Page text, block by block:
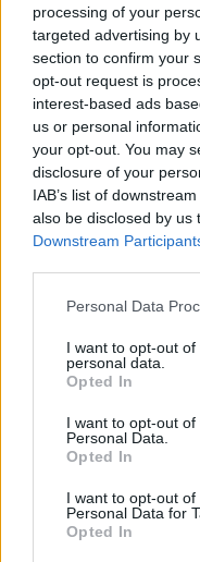
processing of your
targeted advertising by
section to confirm your
opt-out request is
interest-based ads
us or personal
your opt-out. You may
disclosure of your
IAB’s list of
also be disclosed by us
Downstream
Personal Data
I want to opt-out
personal data.
Opted In
I want to opt-out
Personal Data.
Opted In
I want to opt-out
Personal Data for
Opted In
Szaúd-Arábia határon
azonnali
rendszer Aber névre
hónapban vezetik be.
KEDVES
A keresett cikk a
tartozik, melynek
Az előfizetés a
Kötéslisták:
kötéslistái
MÁR ELŐFIZETŐNK